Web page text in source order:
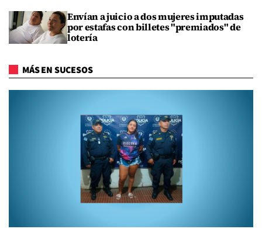
Envían a juicio a dos mujeres imputadas
por estafas con billetes "premiados" de
lotería
MÁS EN SUCESOS